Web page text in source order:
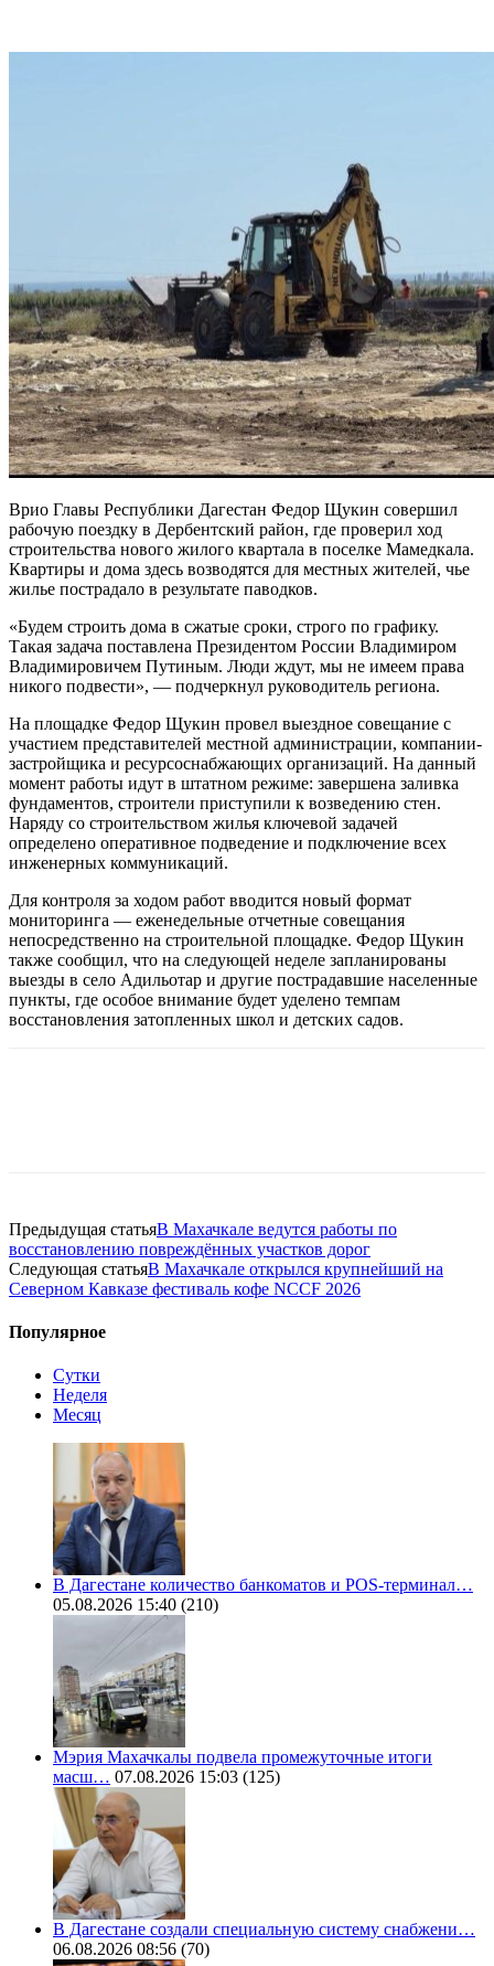
Врио Главы Республики Дагестан Федор Щукин совершил
рабочую поездку в Дербентский район, где проверил ход
строительства нового жилого квартала в поселке Мамедкала.
Квартиры и дома здесь возводятся для местных жителей, чье
жилье пострадало в результате паводков.
«Будем строить дома в сжатые сроки, строго по графику.
Такая задача поставлена Президентом России Владимиром
Владимировичем Путиным. Люди ждут, мы не имеем права
никого подвести», — подчеркнул руководитель региона.
На площадке Федор Щукин провел выездное совещание с
участием представителей местной администрации, компании-
застройщика и ресурсоснабжающих организаций. На данный
момент работы идут в штатном режиме: завершена заливка
фундаментов, строители приступили к возведению стен.
Наряду со строительством жилья ключевой задачей
определено оперативное подведение и подключение всех
инженерных коммуникаций.
Для контроля за ходом работ вводится новый формат
мониторинга — еженедельные отчетные совещания
непосредственно на строительной площадке. Федор Щукин
также сообщил, что на следующей неделе запланированы
выезды в село Адильотар и другие пострадавшие населенные
пункты, где особое внимание будет уделено темпам
восстановления затопленных школ и детских садов.
Предыдущая статьяВ Махачкале ведутся работы по
восстановлению повреждённых участков дорог
Следующая статьяВ Махачкале открылся крупнейший на
Северном Кавказе фестиваль кофе NCCF 2026
Популярное
Сутки
Неделя
Месяц
В Дагестане количество банкоматов и POS-терминал…
05.08.2026 15:40 (210)
Мэрия Махачкалы подвела промежуточные итоги
масш… 07.08.2026 15:03 (125)
В Дагестане создали специальную систему снабжени…
06.08.2026 08:56 (70)